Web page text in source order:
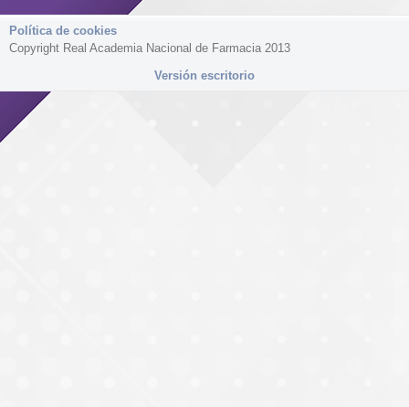
Política de cookies
Copyright Real Academia Nacional de Farmacia 2013
Versión escritorio